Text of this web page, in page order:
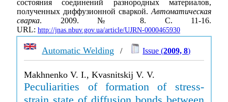
состояния соединений разнородных материалов,
полученных диффузионной сваркой.Автоматическая
сварка. 2009. № 8. С. 11-16.
URL: http://jnas.nbuv.gov.ua/article/UJRN-0000465930
Automatic Welding / Issue (2009, 8)
Makhnenko V. I., Kvasnitskij V. V.
Peculiarities of formation of stress-